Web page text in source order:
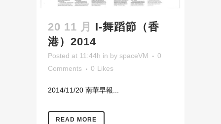
20 11 月 I-舞蹈節（香
港）2014
Posted at 11:44h in by spaceVM
0
Comments
0 Likes
2014/11/20 南華早報...
READ MORE